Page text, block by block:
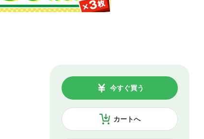
カートへ
今すぐ買う